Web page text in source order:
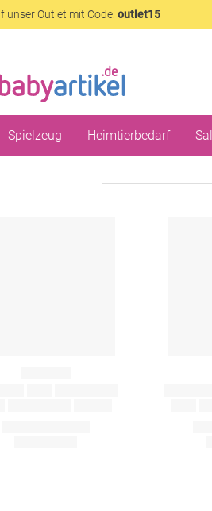
unser Outlet mit Code: outlet15
Spielzeug Heimtierbedarf